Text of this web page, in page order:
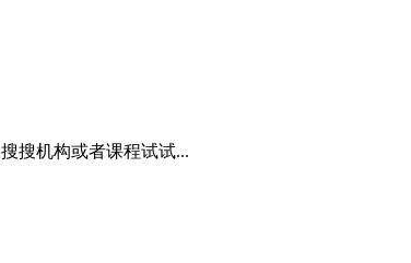
搜搜机构或者课程试试...